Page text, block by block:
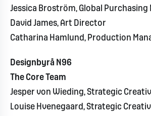
Jessica Broström, Global Purchasing
David James, Art Director
Catharina Hamlund, Production
Designbyrå N96
The Core Team
Jesper von Wieding, Strategic
Louise Hvenegaard, Strategic